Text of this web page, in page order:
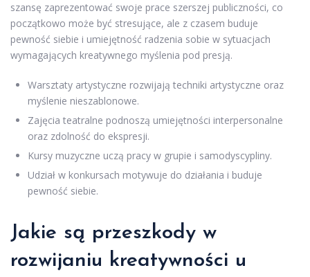
szansę zaprezentować swoje prace szerszej publiczności, co
początkowo może być stresujące, ale z czasem buduje
pewność siebie i umiejętność radzenia sobie w sytuacjach
wymagających kreatywnego myślenia pod presją.
Warsztaty artystyczne rozwijają techniki artystyczne oraz
myślenie nieszablonowe.
Zajęcia teatralne podnoszą umiejętności interpersonalne
oraz zdolność do ekspresji.
Kursy muzyczne uczą pracy w grupie i samodyscypliny.
Udział w konkursach motywuje do działania i buduje
pewność siebie.
Jakie są przeszkody w
rozwijaniu kreatywności u